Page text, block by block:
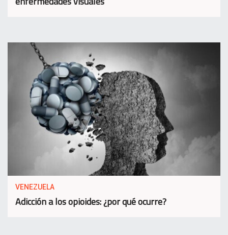
VENEZUELA
Adicción a los opioides: ¿por qué ocurre?